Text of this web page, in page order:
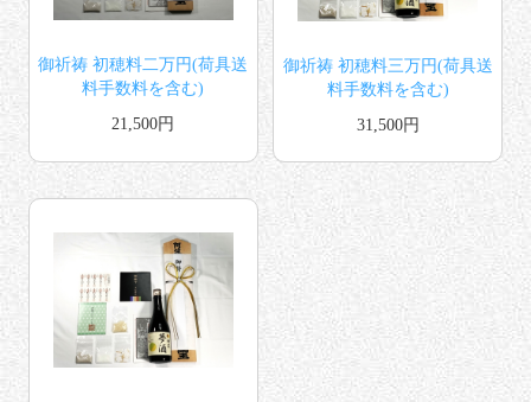
御祈祷 初穂料二万円(荷具送
料手数料を含む)
21,500円
御祈祷 初穂料三万円(荷具送
料手数料を含む)
31,500円